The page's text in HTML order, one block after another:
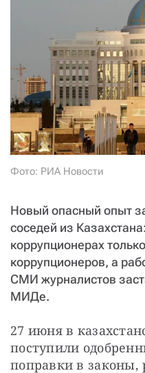
Фото: РИА Новости
Новый опасный опыт
соседей из
коррупционерах
коррупционеров, а
СМИ журналистов
МИДе.
27 июня в
поступили
поправки в законы,
СТАТЬ
Если у вас есть вопросы,
звоните:
+7 (929) 612-03-68